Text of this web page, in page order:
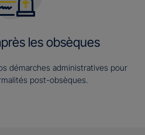
les obsèques
démarches administratives pour
post-obsèques.